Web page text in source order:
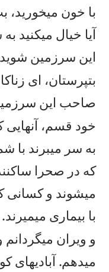
با خون میخوريد،
آيا خيال میكنيد
اين سرزمين
بتپرستان، ای
صاحب اين
خود قسم،
به سر میبرند با
كه در صحرا
میشوند و كسانی
با بيماری میميرند.
و ويران
میدهم. آبادیهای